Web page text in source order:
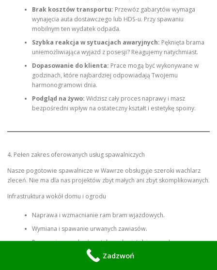
Brak kosztów transportu: Przewóz gabarytów wymaga
wynajęcia auta dostawczego lub HDS-u. Przy spawaniu
mobilnym ten wydatek odpada.
Szybka reakcja w sytuacjach awaryjnych: Pęknięta brama
uniemożliwiająca wyjazd z posesji? Reagujemy natychmiast.
Dopasowanie do klienta: Prace mogą być wykonywane w
godzinach, które najbardziej odpowiadają Twojemu
harmonogramowi dnia.
Podgląd na żywo: Widzisz cały proces naprawy i masz
bezpośredni wpływ na ostateczny kształt i estetykę spoiny.
4. Pełen zakres oferowanych usług spawalniczych
Nasze pogotowie spawalnicze w Wawrze obsługuje szeroki wachlarz
zleceń. Nie ma dla nas projektów zbyt małych ani zbyt skomplikowanych.
Infrastruktura wokół domu i ogrodu
Naprawa i wzmacnianie ram bram wjazdowych.
Wymiana i spawanie urwanych zawiasów.
Reperacja ogrodzeń metalowych, siatek i przęseł.
Spawanie balustrad balkonowych oraz poręczy schodowych.
Zadzwoń